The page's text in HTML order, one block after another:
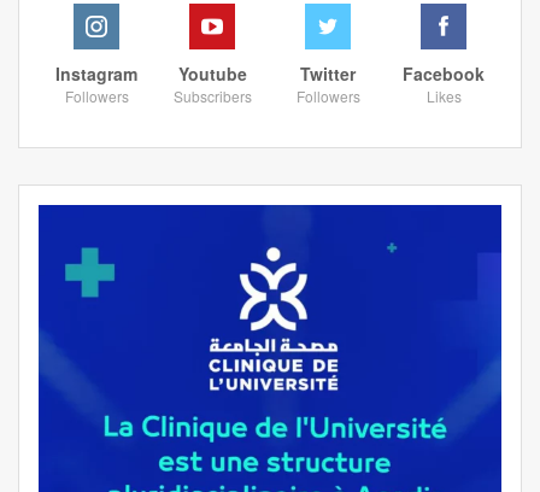
Facebook
Likes
Twitter
Followers
Youtube
Subscribers
Instagram
Followers